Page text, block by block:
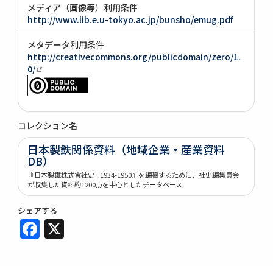
メディア（画像等）利用条件
http://www.lib.e.u-tokyo.ac.jp/bunsho/emug.pdf
メタデータ利用条件
http://creativecommons.org/publicdomain/zero/1.
0/
コレクション名
日本製鉄関係資料（地域企業・産業資料
DB）
『日本製鐵株式會社史 : 1934-1950』を編纂するために、社史編集員会
が収集した資料約1200点を中心としたデータベース
シェアする
Facebook